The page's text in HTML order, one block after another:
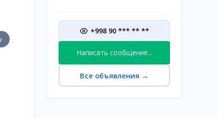
+998 90 *** ** **
Написать сообщение...
Все объявления →